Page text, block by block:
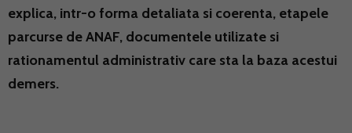
explica, intr-o forma detaliata si coerenta, etapele
parcurse de ANAF, documentele utilizate si
rationamentul administrativ care sta la baza acestui
demers.